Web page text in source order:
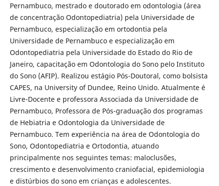
Pernambuco, mestrado e doutorado em odontologia (área
de concentração Odontopediatria) pela Universidade de
Pernambuco, especialização em ortodontia pela
Universidade de Pernambuco e especialização em
Odontopediatria pela Universidade do Estado do Rio de
Janeiro, capacitação em Odontologia do Sono pelo Instituto
do Sono (AFIP). Realizou estágio Pós-Doutoral, como bolsista
CAPES, na University of Dundee, Reino Unido. Atualmente é
Livre-Docente e professora Associada da Universidade de
Pernambuco, Professora de Pós-graduação dos programas
de Hebiatria e Odontologia da Universidade de
Pernambuco. Tem experiência na área de Odontologia do
Sono, Odontopediatria e Ortodontia, atuando
principalmente nos seguintes temas: maloclusões,
crescimento e desenvolvimento craniofacial, epidemiologia
e distúrbios do sono em crianças e adolescentes.